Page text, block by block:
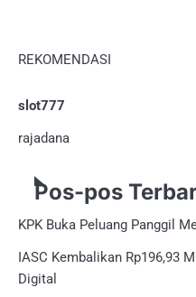
REKOMENDASI
slot777
rajadana
Pos-pos
KPK Buka Peluang Panggil
IASC Kembalikan Rp196,93
Digital